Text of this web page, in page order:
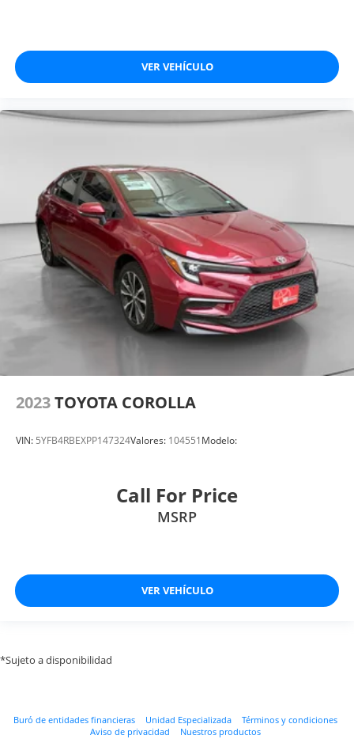
VER VEHÍCULO
2023TOYOTA COROLLA
VIN: 5YFB4RBEXPP147324Valores: 104551Modelo:
Call For Price
MSRP
VER VEHÍCULO
*Sujeto a disponibilidad
Buró de entidades financieras Unidad Especializada
Términos y condiciones
Aviso de privacidad
Nuestros productos